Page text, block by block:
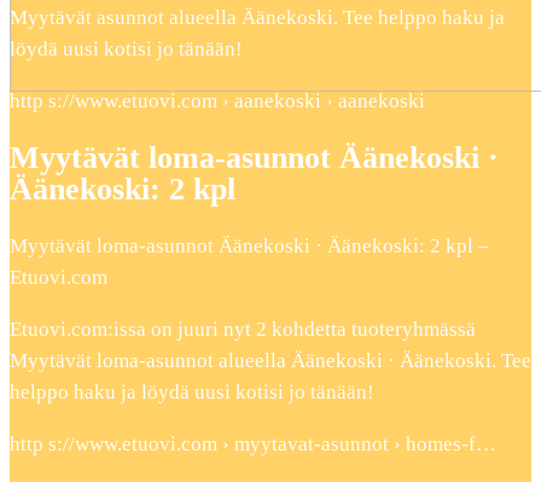
Myytävät asunnot alueella Äänekoski. Tee helppo haku ja
löydä uusi kotisi jo tänään!
http s://www.etuovi.com › aanekoski › aanekoski
Myytävät loma-asunnot Äänekoski ·
Äänekoski: 2 kpl
Myytävät loma-asunnot Äänekoski · Äänekoski: 2 kpl –
Etuovi.com
Etuovi.com:issa on juuri nyt 2 kohdetta tuoteryhmässä
Myytävät loma-asunnot alueella Äänekoski · Äänekoski. Tee
helppo haku ja löydä uusi kotisi jo tänään!
http s://www.etuovi.com › myytavat-asunnot › homes-f…